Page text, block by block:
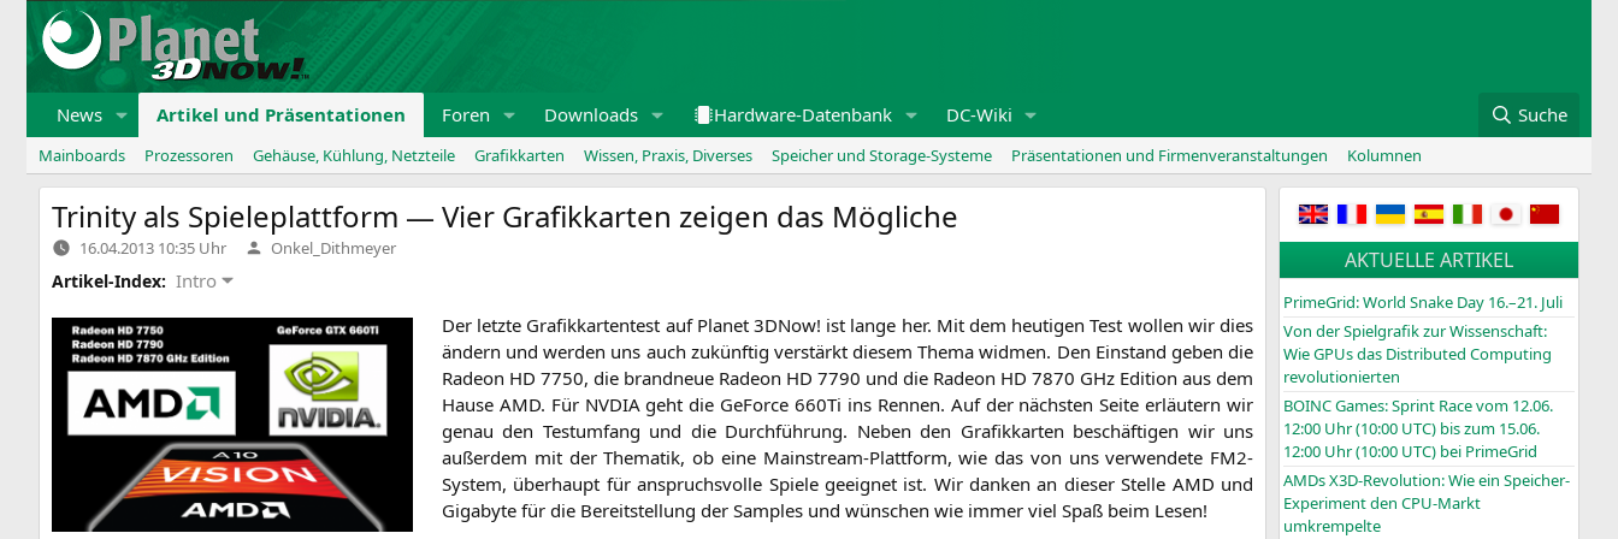
Zum
Inhalt
springen
News Artikel und Präsentationen Foren Downloads Hardware-Datenbank DC-Wiki Suche
Mainboards Prozessoren Gehäuse, Kühlung, Netzteile Grafikkarten Wissen, Praxis, Diverses Speicher und Storage-Systeme Präsentationen und Firmenveranstaltungen Kolumnen
Trinity als Spieleplattform — Vier Grafikkarten zeigen das Mögliche
16.04.2013 10:35 Uhr Verfasst
von
Onkel_Dithmeyer
Artikel-Index: Intro
Der letz­te Gra­fik­kar­ten­test auf Pla­net 3DNow! ist lan­ge her. Mit dem heu­ti­gen Test wol­len wir dies
ändern und wer­den uns auch zukünf­tig ver­stärkt die­sem The­ma wid­men. Den Ein­stand geben die
Rade­on HD 7750, die brand­neue Rade­on HD 7790 und die Rade­on HD 7870 GHz Edi­ti­on aus dem
Hau­se AMD. Für NVDIA geht die GeForce 660Ti ins Ren­nen. Auf der nächs­ten Sei­te erläu­tern wir
genau den Test­um­fang und die Durch­füh­rung. Neben den Gra­fik­kar­ten beschäf­ti­gen wir uns
außer­dem mit der The­ma­tik, ob eine Main­stream-Platt­form, wie das von uns ver­wen­de­te FM2-
Sys­tem, über­haupt für anspruchs­vol­le Spie­le geeig­net ist. Wir dan­ken an die­ser Stel­le AMD und
Giga­byte für die Bereit­stel­lung der Samples und wün­schen wie immer viel Spaß beim Lesen!
AKTUELLE ARTIKEL
PrimeGrid: World Snake Day 16.–21. Juli
Von der Spielgrafik zur Wissenschaft:
Wie GPUs das Distributed Computing
revolutionierten
BOINCGames: Sprint Race vom 12.06.
12:00 Uhr (10:00 UTC) bis zum 15.06.
12:00 Uhr (10:00 UTC) bei PrimeGrid
AMDs X3D-Revolution: Wie ein Speicher-
Experiment den CPU-Markt
umkrempelte